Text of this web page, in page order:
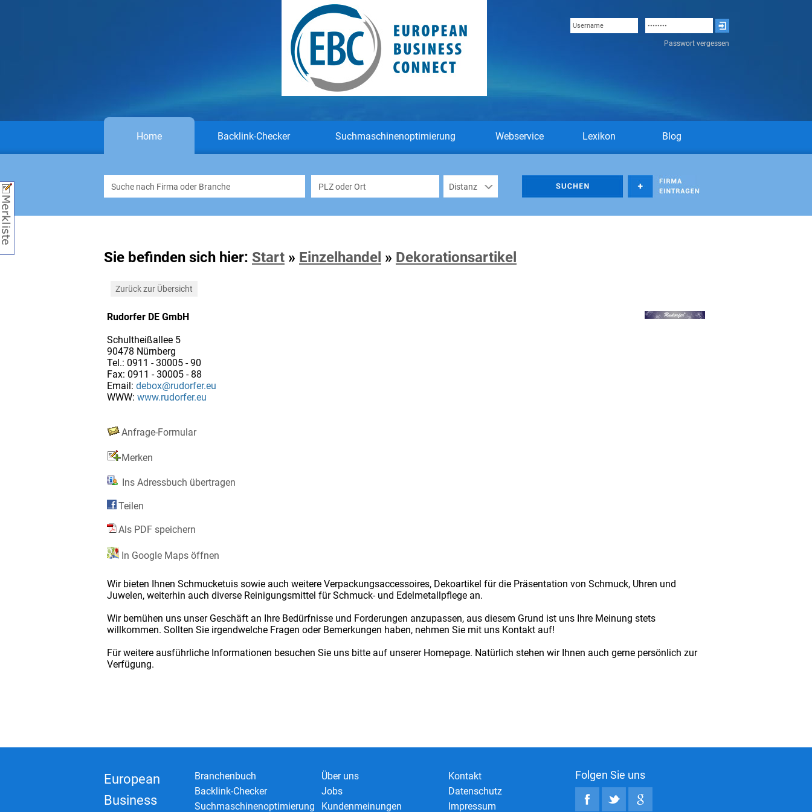
Passwort vergessen
Home Backlink-Checker Suchmaschinenoptimierung Webservice Lexikon Blog
Sie befinden sich hier: Start » Einzelhandel » Dekorationsartikel
Zurück zur Übersicht
Rudorfer DE GmbH
Schultheißallee 5
90478 Nürnberg
Tel.: 0911 - 30005 - 90
Fax: 0911 - 30005 - 88
Email: debox@rudorfer.eu
WWW: www.rudorfer.eu
Anfrage-Formular
Merken
Ins Adressbuch übertragen
Teilen
Als PDF speichern
In Google Maps öffnen
Wir bieten Ihnen Schmucketuis sowie auch weitere Verpackungsaccessoires, Dekoartikel für die Präsentation von Schmuck, Uhren und
Juwelen, weiterhin auch diverse Reinigungsmittel für Schmuck- und Edelmetallpflege an.
Wir bemühen uns unser Geschäft an Ihre Bedürfnisse und Forderungen anzupassen, aus diesem Grund ist uns Ihre Meinung stets
willkommen. Sollten Sie irgendwelche Fragen oder Bemerkungen haben, nehmen Sie mit uns Kontakt auf!
Für weitere ausführliche Informationen besuchen Sie uns bitte auf unserer Homepage. Natürlich stehen wir Ihnen auch gerne persönlich zur
Verfügung.
European
Business
Branchenbuch
Backlink-Checker
Suchmaschinenoptimierung
Über uns
Jobs
Kundenmeinungen
Kontakt
Datenschutz
Impressum
Folgen Sie uns